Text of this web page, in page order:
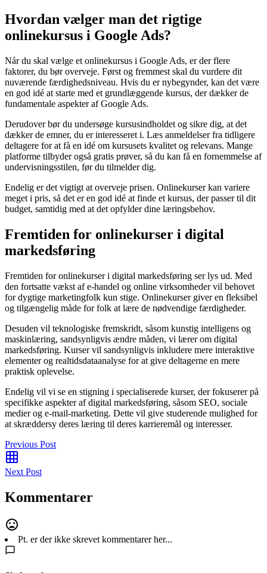
Hvordan vælger man det rigtige
onlinekursus i Google Ads?
Når du skal vælge et onlinekursus i Google Ads, er der flere
faktorer, du bør overveje. Først og fremmest skal du vurdere dit
nuværende færdighedsniveau. Hvis du er nybegynder, kan det være
en god idé at starte med et grundlæggende kursus, der dækker de
fundamentale aspekter af Google Ads.
Derudover bør du undersøge kursusindholdet og sikre dig, at det
dækker de emner, du er interesseret i. Læs anmeldelser fra tidligere
deltagere for at få en idé om kursusets kvalitet og relevans. Mange
platforme tilbyder også gratis prøver, så du kan få en fornemmelse af
undervisningsstilen, før du tilmelder dig.
Endelig er det vigtigt at overveje prisen. Onlinekurser kan variere
meget i pris, så det er en god idé at finde et kursus, der passer til dit
budget, samtidig med at det opfylder dine læringsbehov.
Fremtiden for onlinekurser i digital
markedsføring
Fremtiden for onlinekurser i digital markedsføring ser lys ud. Med
den fortsatte vækst af e-handel og online virksomheder vil behovet
for dygtige marketingfolk kun stige. Onlinekurser giver en fleksibel
og tilgængelig måde for folk at lære de nødvendige færdigheder.
Desuden vil teknologiske fremskridt, såsom kunstig intelligens og
maskinlæring, sandsynligvis ændre måden, vi lærer om digital
markedsføring. Kurser vil sandsynligvis inkludere mere interaktive
elementer og realtidsdataanalyse for at give deltagerne en mere
praktisk oplevelse.
Endelig vil vi se en stigning i specialiserede kurser, der fokuserer på
specifikke aspekter af digital markedsføring, såsom SEO, sociale
medier og e-mail-marketing. Dette vil give studerende mulighed for
at skræddersy deres læring til deres karrieremål og interesser.
Previous Post
Next Post
Kommentarer
Pt. er der ikke skrevet kommentarer her...